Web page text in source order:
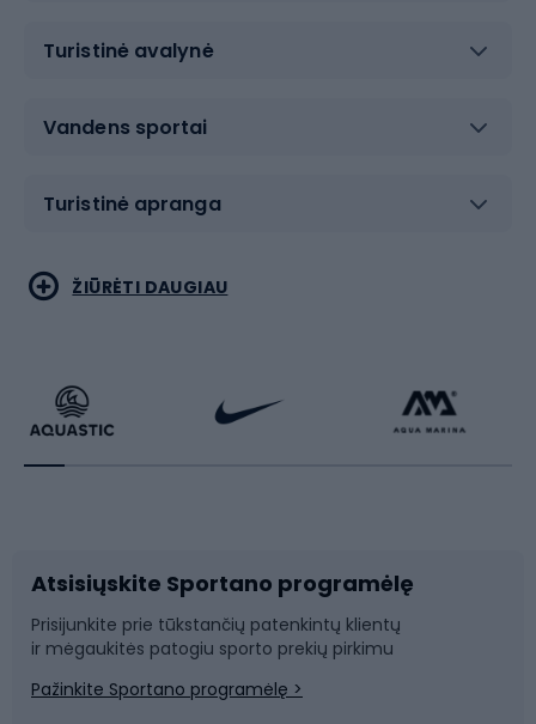
Turistinė avalynė
Vandens sportai
Turistinė apranga
Bėgimas
Dviratininkų apranga
Dviračių dalys
Laipiojimas
Koviniai sportai
Rakečių sportas
Rogutės ir čiuožynės
Snieglenčių sportas
ŽIŪRĖTI DAUGIAU
Atsisiųskite Sportano programėlę
Prisijunkite prie tūkstančių patenkintų klientų
ir mėgaukitės patogiu sporto prekių pirkimu
Pažinkite Sportano programėlę >